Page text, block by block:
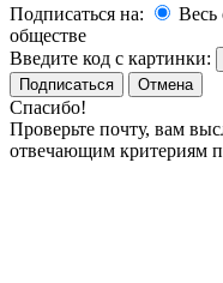
Подписаться на:
Весь
обществе
Введите код с картинки:
Подписаться
Отмена
Спасибо!
Проверьте почту, вам
отвечающим критериям